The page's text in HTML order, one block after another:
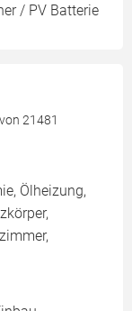
/ PV Batterie
21481
Ölheizung,